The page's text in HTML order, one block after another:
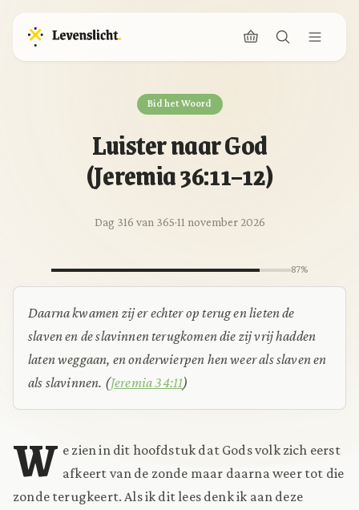
Bid het Woord
Luister naar God
(Jeremia 36:11–12)
Dag 316 van 365·11 november 2026
87%
Daarna kwamen zij er echter op terug en lieten de
slaven en de slavinnen terugkomen die zij vrij hadden
laten weggaan, en onderwierpen hen weer als slaven en
als slavinnen. (Jeremia 34:11)
W e zien in dit hoofdstuk dat Gods volk zich eerst
afkeert van de zonde maar daarna weer tot die
zonde terugkeert. Als ik dit lees denk ik aan deze